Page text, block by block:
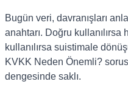
Bugün veri, davranışları
anahtarı. Doğru kullanılırsa
kullanılırsa suistimale
KVKK Neden Önemli?
dengesinde saklı.